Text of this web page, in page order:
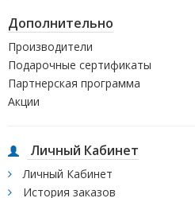
Дополнительно
Производители
Подарочные сертификаты
Партнерская программа
Акции
Личный Кабинет
Личный Кабинет
История заказов